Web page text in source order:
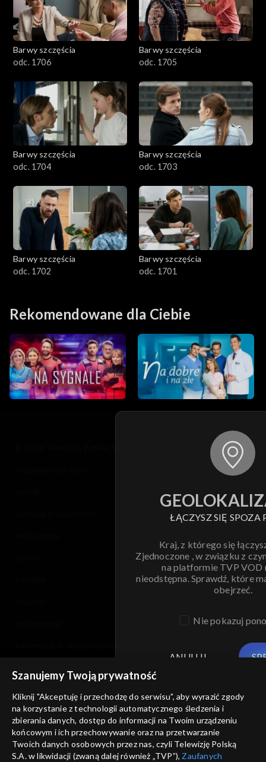
Barwy szczęścia
odc. 1706
Barwy szczęścia
odc. 1705
Barwy szczęścia
odc. 1704
Barwy szczęścia
odc. 1703
Barwy szczęścia
odc. 1702
Barwy szczęścia
odc. 1701
Rekomendowane dla Ciebie
ŁĄCZYSZ SIĘ SPOZA
Kraj, z którego się
Zjednoczone , w związku z
na platformie TVP VOD
nieodstępna. Sprawdź, które
obejrzeć.
Nie pokazuj
ANULUJ
Szanujemy Twoją prywatność
Kliknij "Akceptuję i przechodzę do serwisu", aby wyrazić zgody
na korzystanie z technologii automatycznego śledzenia i
zbierania danych, dostęp do informacji na Twoim urządzeniu
końcowym i ich przechowywanie oraz na przetwarzanie
Twoich danych osobowych przez nas, czyli Telewizję Polską
S.A. w likwidacji (zwaną dalej również „TVP”), Zaufanych